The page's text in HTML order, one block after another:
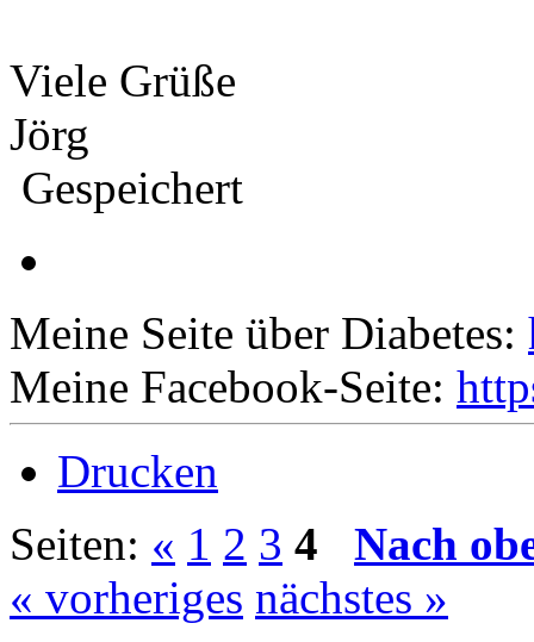
Viele Grüße
Jörg
Gespeichert
Meine Seite über Diabetes:
Meine Facebook-Seite:
Drucken
Seiten: « 1 2 3 4
Nach
« vorheriges nächstes »